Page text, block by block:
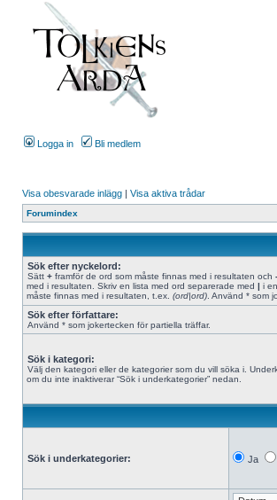
Logga in Bli medlem
Visa obesvarade inlägg | Visa aktiva trådar
Forumindex
Sök efter nyckelord:
Sätt + framför de ord som måste finnas med i resultaten och -
med i resultaten. Skriv en lista med ord separerade med | i
måste finnas med i resultaten, t.ex. (ord|ord) . Använd * som
Sök efter författare:
Använd * som jokertecken för partiella träffar.
Sök i kategori:
Välj den kategori eller de kategorier som du vill söka i.
om du inte inaktiverar “Sök i underkategorier” nedan.
Sök i underkategorier: Ja